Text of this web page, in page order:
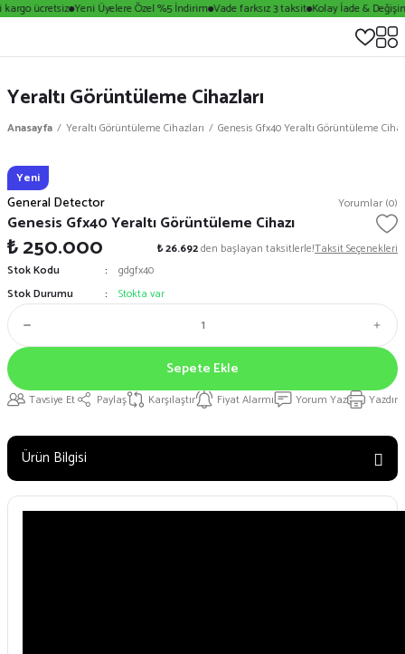
ücretsiz Yeni Üyelere Özel %5 İndirim Vade farksız 3 taksit Kolay İade & Değişim
Yeraltı Görüntüleme Cihazları
Anasayfa Yeraltı Görüntüleme Cihazları Genesis Gfx40 Yeraltı Görüntüleme
Yeni
General Detector Yorumlar (0)
Genesis Gfx40 Yeraltı Görüntüleme Cihazı
₺ 250.000 ₺ 26.692den başlayan taksitlerle!Taksit Seçenekleri
Stok Kodu
gdgfx40
Stok Durumu
Stokta var
Sepete Ekle
Tavsiye Et Paylaş Karşılaştır Fiyat Alarmı Yorum Yaz Yazdır
Ürün Bilgisi